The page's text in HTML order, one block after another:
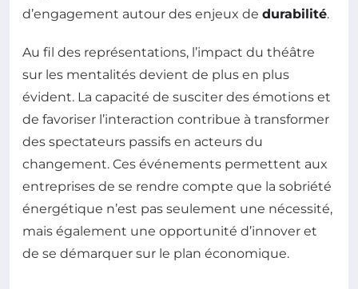
d’engagement autour des enjeux de durabilité.
Au fil des représentations, l’impact du théâtre
sur les mentalités devient de plus en plus
évident. La capacité de susciter des émotions et
de favoriser l’interaction contribue à transformer
des spectateurs passifs en acteurs du
changement. Ces événements permettent aux
entreprises de se rendre compte que la sobriété
énergétique n’est pas seulement une nécessité,
mais également une opportunité d’innover et
de se démarquer sur le plan économique.